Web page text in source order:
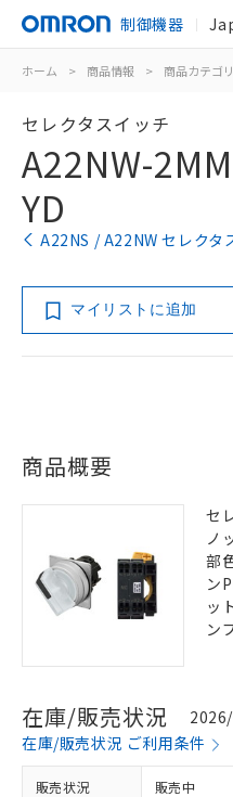
制御機器
ホーム > 商品情報 > 商品カテゴリ
セレクタスイッチ
A22NW-
YD
A22NS / A22NW セレクタ
マイリストに追加
商品概要
セ
ノ
部
ン
ッ
ン
在庫/販売状況
在庫/販売状況 ご利用条件
販売状況 販売中